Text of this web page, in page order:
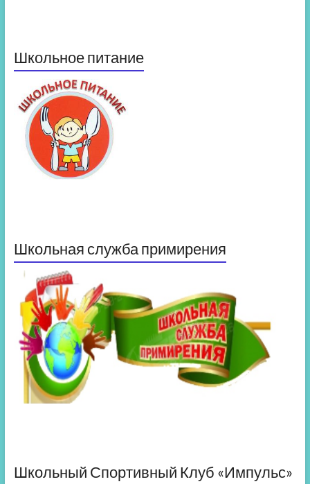
Школьное питание
Школьная служба примирения
Школьный Спортивный Клуб «Импульс»